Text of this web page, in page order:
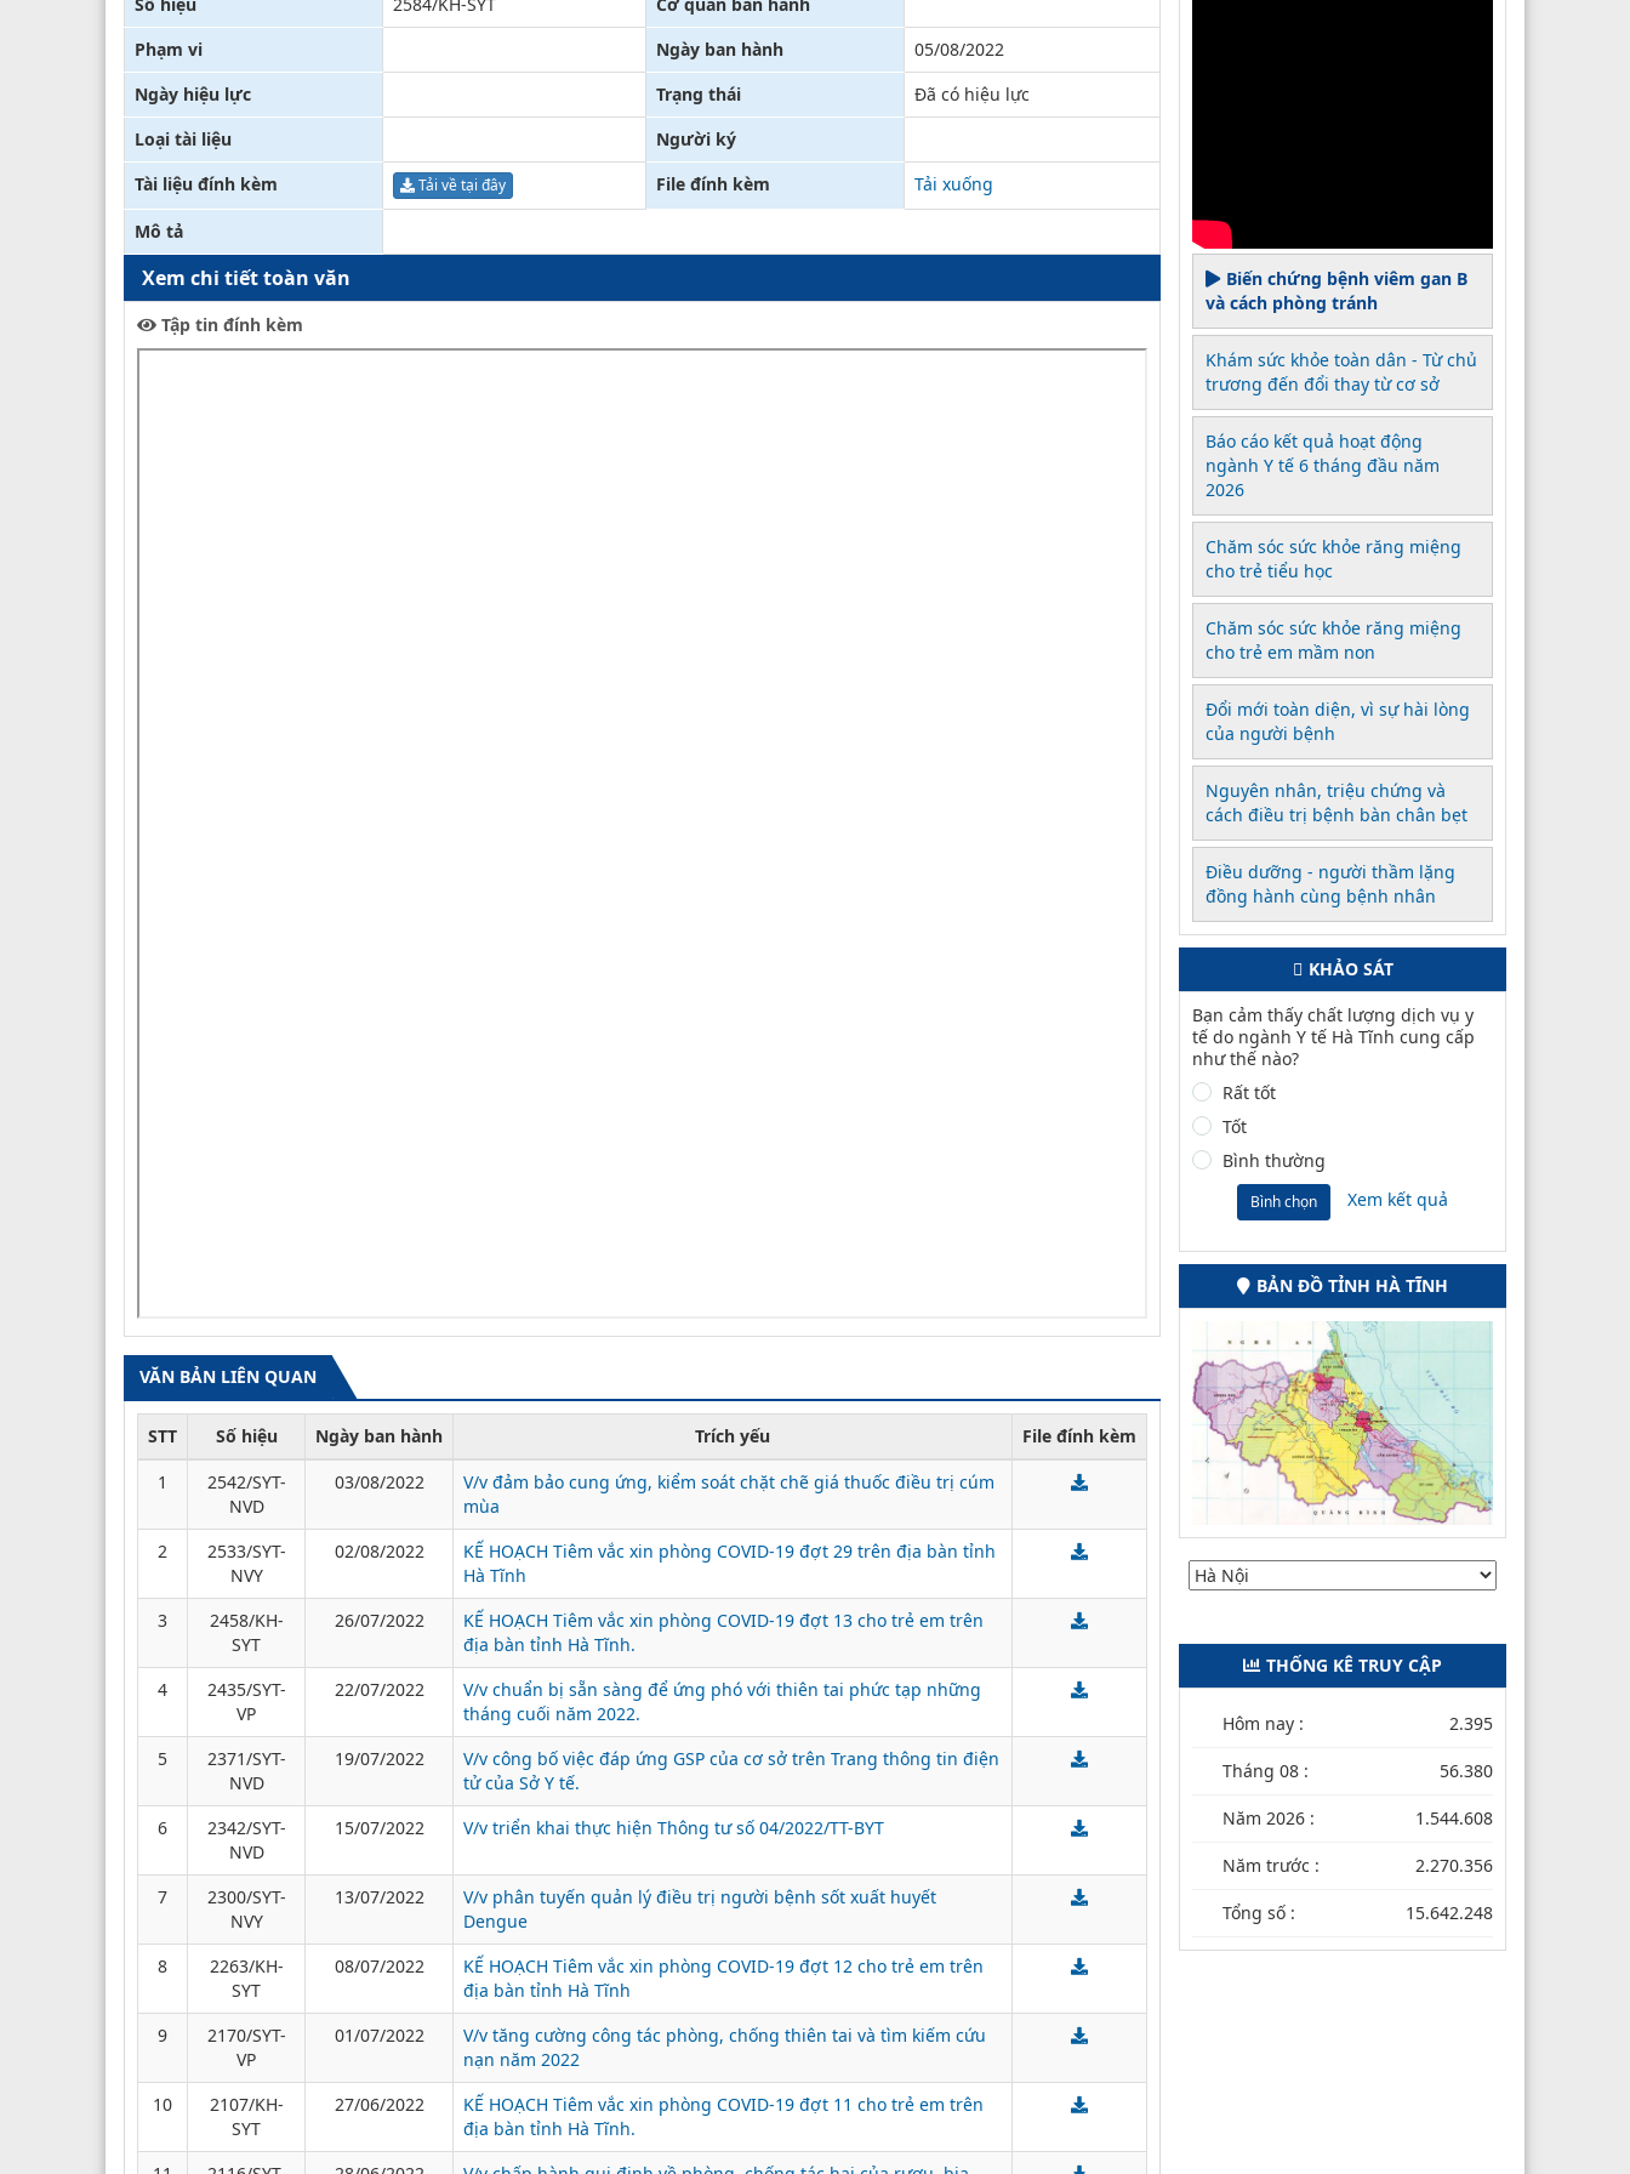
Khác
Xử lý kiến nghị - Khiếu nại tố cáo
Phạm vi
Ngày ban hành
05/08/2022
Ngày hiệu lực
Trạng thái
Đã có hiệu lực
Loại tài liệu
Người ký
Tài liệu đính kèm
Tải về tại đây File đính kèm Tải xuống
Mô tả
Xem chi tiết toàn văn
Tập tin đính kèm
VĂN BẢN LIÊN QUAN
STT Số hiệu Ngày ban hành Trích yếu
File đính kèm
1
2542/SYT-
NVD
03/08/2022
V/v đảm bảo cung ứng, kiểm soát chặt chẽ giá thuốc điều trị cúm
mùa
2
2533/SYT-
NVY
02/08/2022
KẾ HOẠCH Tiêm vắc xin phòng COVID-19 đợt 29 trên địa bàn tỉnh
Hà Tĩnh
3
2458/KH-
SYT
26/07/2022
KẾ HOẠCH Tiêm vắc xin phòng COVID-19 đợt 13 cho trẻ em trên
địa bàn tỉnh Hà Tĩnh.
4
2435/SYT-
VP
22/07/2022
V/v chuẩn bị sẵn sàng để ứng phó với thiên tai phức tạp những
tháng cuối năm 2022.
5
2371/SYT-
NVD
19/07/2022
V/v công bố việc đáp ứng GSP của cơ sở trên Trang thông tin điện
tử của Sở Y tế.
6
2342/SYT-
NVD
15/07/2022 V/v triển khai thực hiện Thông tư số 04/2022/TT-BYT
7
2300/SYT-
NVY
13/07/2022
V/v phân tuyến quản lý điều trị người bệnh sốt xuất huyết
Dengue
8
2263/KH-
SYT
08/07/2022
KẾ HOẠCH Tiêm vắc xin phòng COVID-19 đợt 12 cho trẻ em trên
địa bàn tỉnh Hà Tĩnh
9
2170/SYT-
VP
01/07/2022
V/v tăng cường công tác phòng, chống thiên tai và tìm kiếm cứu
nạn năm 2022
10
2107/KH-
SYT
27/06/2022
KẾ HOẠCH Tiêm vắc xin phòng COVID-19 đợt 11 cho trẻ em trên
địa bàn tỉnh Hà Tĩnh.
Biến chứng bệnh viêm gan B
và cách phòng tránh
Khám sức khỏe toàn dân - Từ chủ
trương đến đổi thay từ cơ sở
Báo cáo kết quả hoạt động
ngành Y tế 6 tháng đầu năm
2026
Chăm sóc sức khỏe răng miệng
cho trẻ tiểu học
Chăm sóc sức khỏe răng miệng
cho trẻ em mầm non
Đổi mới toàn diện, vì sự hài lòng
của người bệnh
Nguyên nhân, triệu chứng và
cách điều trị bệnh bàn chân bẹt
Điều dưỡng - người thầm lặng
đồng hành cùng bệnh nhân
KHẢO SÁT
Bạn cảm thấy chất lượng dịch vụ y
tế do ngành Y tế Hà Tĩnh cung cấp
như thế nào?
Rất tốt
Tốt
Bình thường
Bình chọn Xem kết quả
BẢN ĐỒ TỈNH HÀ TĨNH
THỐNG KÊ TRUY CẬP
Hôm nay : 2.395
Tháng 08 : 56.380
Năm 2026 : 1.544.608
Năm trước : 2.270.356
Tổng số : 15.642.248